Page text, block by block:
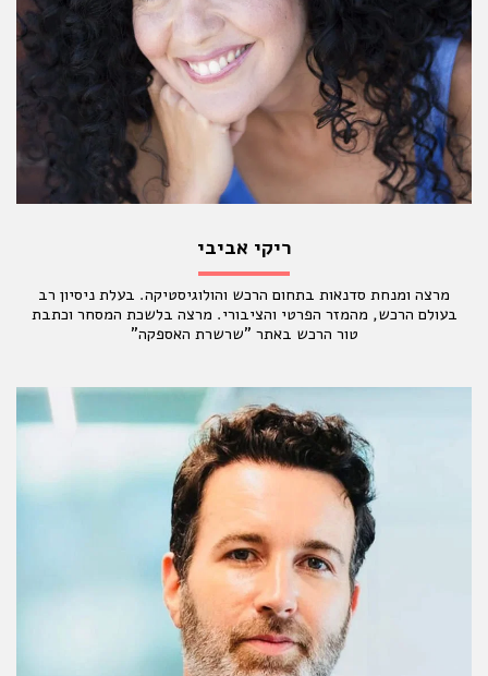
ריקי אביבי
מרצה ומנחת סדנאות בתחום הרכש והולוגיסטיקה. בעלת ניסיון רב
בעולם הרכש, מהמזר הפרטי והציבורי. מרצה בלשכת המסחר וכתבת
טור הרכש באתר "שרשרת האספקה"